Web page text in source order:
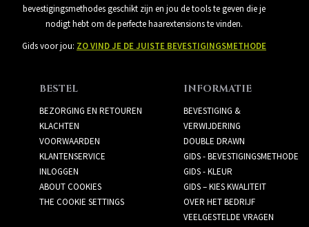
bevestigingsmethodes geschikt zijn en jou de tools te geven die je
nodigt hebt om de perfecte haarextensions te vinden.
Gids voor jou: ZO VIND JE DE JUISTE BEVESTIGINGSMETHODE
BESTEL
BEZORGING EN RETOUREN
KLACHTEN
VOORWAARDEN
KLANTENSERVICE
INLOGGEN
ABOUT COOKIES
THE COOKIE SETTINGS
INFORMATIE
BEVESTIGING &
VERWIJDERING
DOUBLE DRAWN
GIDS - BEVESTIGINGSMETHODE
GIDS - KLEUR
GIDS – KIES KWALITEIT
OVER HET BEDRIJF
VEELGESTELDE VRAGEN